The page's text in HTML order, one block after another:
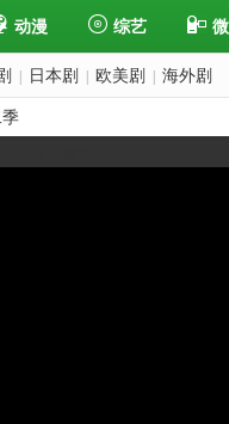
动漫 综艺
日本剧 欧美剧 海外剧